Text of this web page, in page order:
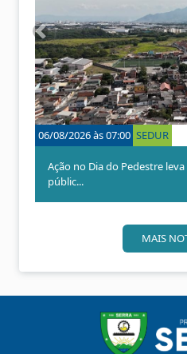
06/08/2026 às 07:00 SEDUR
Ação no Dia do Pedestre
públic...
A
n
t
e
r
i
o
r
MAIS